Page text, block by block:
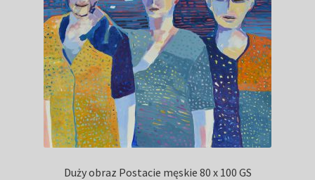
Wabi sabi
Aukcja
O mnie
Rozwiń
menu
potomne
GalleryStore
Duży obraz Postacie męskie 80 x 100 GS